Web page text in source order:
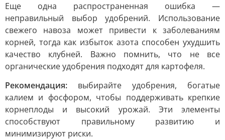
Еще одна распространенная ошибка —
неправильный выбор удобрений. Использование
свежего навоза может привести к заболеваниям
корней, тогда как избыток азота способен ухудшить
качество клубней. Важно помнить, что не все
органические удобрения подходят для картофеля.
Рекомендация: выбирайте удобрения, богатые
калием и фосфором, чтобы поддерживать крепкие
корнеплоды и высокий урожай. Эти элементы
способствуют правильному развитию и
минимизируют риски.